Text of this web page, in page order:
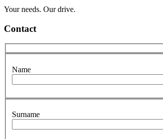
Your needs. Our drive.
Contact
Name
Surname